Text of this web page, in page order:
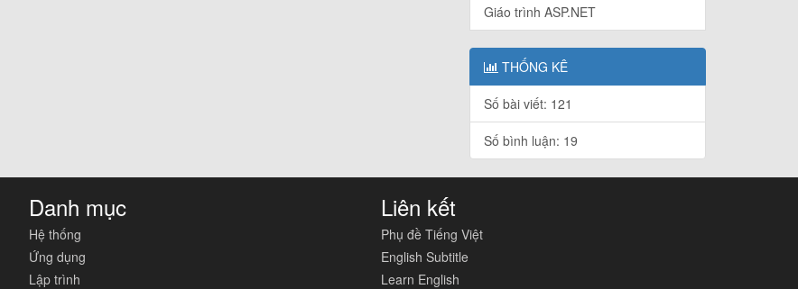
Giáo trình ASP.NET
THỐNG KÊ
Số bài viết: 121
Số bình luận: 19
Danh mục
Hệ thống
Ứng dụng
Lập trình
Liên kết
Phụ đề Tiếng Việt
English Subtitle
Learn English